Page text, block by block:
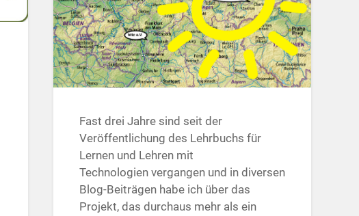
Fast drei Jahre sind seit der
Veröffentlichung des Lehrbuchs für
Lernen und Lehren mit
Technologien vergangen und in diversen
Blog-Beiträgen habe ich über das
Projekt, das durchaus mehr als ein